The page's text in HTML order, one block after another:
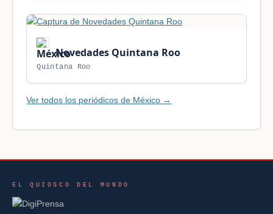
Novedades Quintana Roo
Quintana Roo
Ver todos los periódicos de México →
EL QUIOSCO DEL MUNDO